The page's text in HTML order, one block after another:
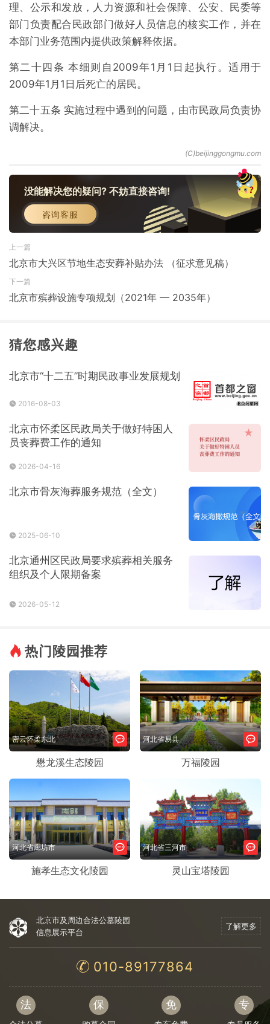
理、公示和发放，人力资源和社会保障、公安、民委等
部门负责配合民政部门做好人员信息的核实工作，并在
本部门业务范围内提供政策解释依据。
第二十四条 本细则自2009年1月1日起执行。适用于
2009年1月1日后死亡的居民。
第二十五条 实施过程中遇到的问题，由市民政局负责协
调解决。
没能解决您的疑问? 不妨直接咨询!
咨询客服
上一篇
北京市大兴区节地生态安葬补贴办法 （征求意见稿）
下一篇
北京市殡葬设施专项规划（2021年 — 2035年）
猜您感兴趣
北京市“十二五”时期民政事业发展规划
2016-08-03
北京市怀柔区民政局关于做好特困人
员丧葬费工作的通知
2026-04-16
北京市骨灰海葬服务规范（全文）
2025-06-10
北京通州区民政局要求殡葬相关服务
组织及个人限期备案
2026-05-12
热门陵园推荐
密云怀柔东北
懋龙溪生态陵园
河北省易县
万福陵园
河北省廊坊市
施孝生态文化陵园
河北省三河市
灵山宝塔陵园
北京市及周边合法公墓陵园
信息展示平台
了解更多
010-89177864
法 保 免 专